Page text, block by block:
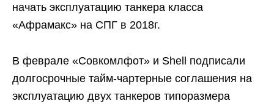
начать эксплуатацию танкера класса
«Афрамакс» на СПГ в 2018г.
В феврале «Совкомлфот» и Shell подписали
долгосрочные тайм-чартерные соглашения на
эксплуатацию двух танкеров типоразмера